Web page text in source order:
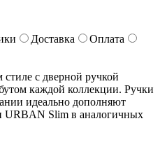
Доставка
Оплата
с дверной ручкой
каждой коллекции. Ручки
идеально дополняют
URBAN Slim в аналогичных